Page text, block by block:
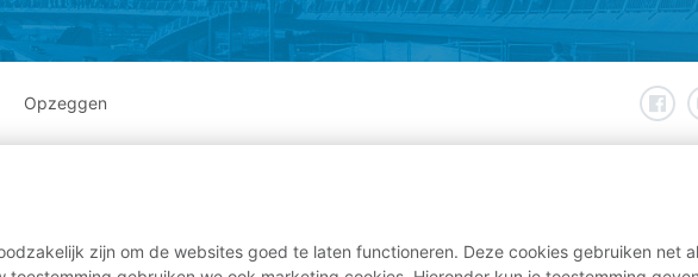
Opzeggen
zijn om de websites goed te laten functioneren. Deze cookies gebruiken net